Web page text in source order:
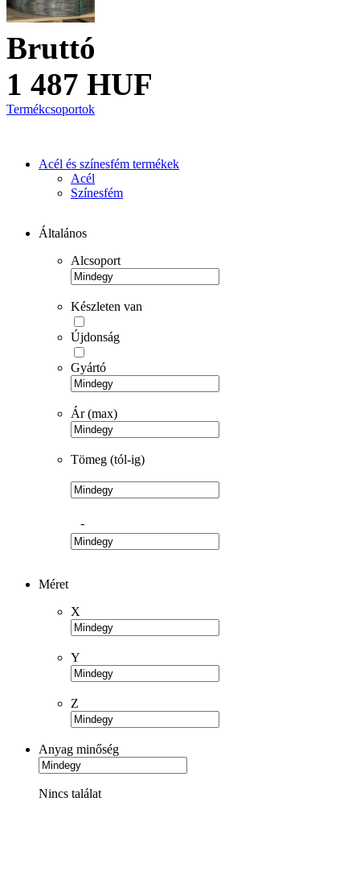
Bruttó
1 487 HUF
Termékcsoportok
Acél és színesfém termékek
Acél
Színesfém
Általános
Alcsoport
Készleten van
Újdonság
Gyártó
Ár (max)
Tömeg (tól-ig)
-
Méret
X
Y
Z
Anyag minőség
Nincs találat